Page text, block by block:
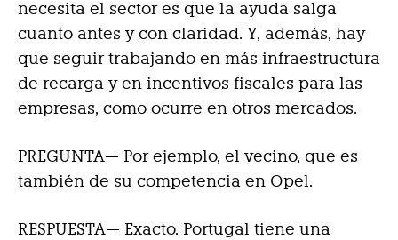
necesita el sector es que la ayuda salga
cuanto antes y con claridad. Y, además, hay
que seguir trabajando en más infraestructura
de recarga y en incentivos fiscales para las
empresas, como ocurre en otros mercados.
PREGUNTA— Por ejemplo, el vecino, que es
también de su competencia en Opel.
RESPUESTA— Exacto. Portugal tiene una